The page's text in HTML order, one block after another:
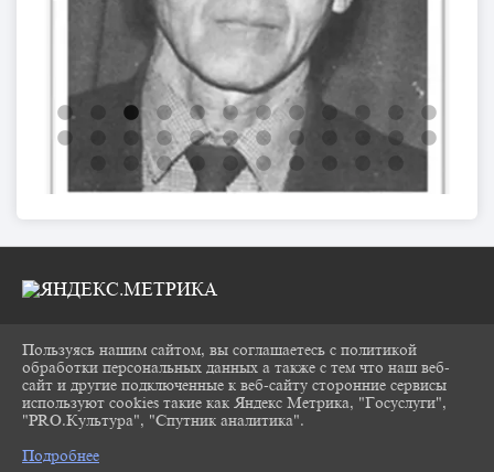
2026 Г. CHUKOVKA17.RU
ВХОД
КАРТА САЙТА
ПОЛИТИКА ОБРАБОТКИ ПЕРСОНАЛЬНЫХ
Пользуясь нашим сайтом, вы соглашаетесь с политикой
обработки персональных данных а также с тем что наш веб-
сайт и другие подключенные к веб-сайту сторонние сервисы
используют cookies такие как Яндекс Метрика, "Госуслуги",
"PRO.Культура", "Спутник аналитика".
Подробнее